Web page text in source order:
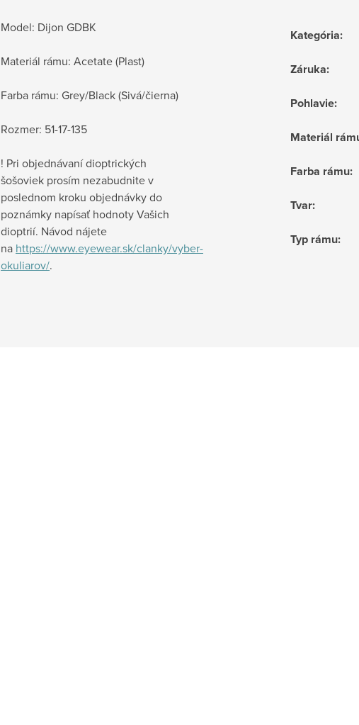
Model: Dijon GDBK
Materiál rámu: Acetate (Plast)
Farba rámu: Grey/Black (Sivá/čierna)
Rozmer: 51-17-135
! Pri objednávaní dioptrických
šošoviek prosím nezabudnite v
poslednom kroku objednávky do
poznámky napísať hodnoty Vašich
dioptrií. Návod nájete
na https://www.eyewear.sk/clanky/vyber-
okuliarov/.
Kategória:
Záruka:
Pohlavie:
Materiál
Farba rámu:
Tvar:
Typ rámu: